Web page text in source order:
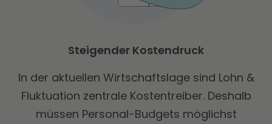
Steigender Kostendruck
In der aktuellen Wirtschaftslage sind Lohn &
Fluktuation zentrale Kostentreiber. Deshalb
müssen Personal-Budgets möglichst